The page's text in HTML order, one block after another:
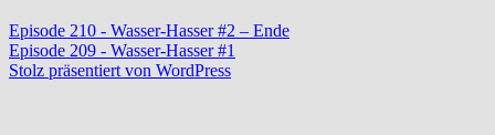
Episode 210 - Wasser-Hasser #2 – Ende
Episode 209 - Wasser-Hasser #1
Stolz präsentiert von WordPress